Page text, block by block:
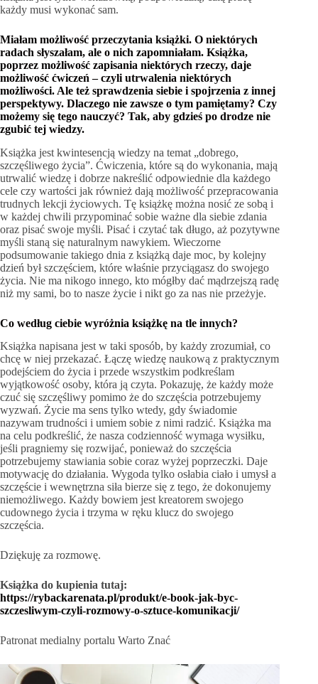
każdy musi wykonać sam.
Miałam możliwość przeczytania książki. O niektórych
radach słyszałam, ale o nich zapomniałam. Książka,
poprzez możliwość zapisania niektórych rzeczy, daje
możliwość ćwiczeń – czyli utrwalenia niektórych
możliwości. Ale też sprawdzenia siebie i spojrzenia z innej
perspektywy. Dlaczego nie zawsze o tym pamiętamy? Czy
możemy się tego nauczyć? Tak, aby gdzieś po drodze nie
zgubić tej wiedzy.
Książka jest kwintesencją wiedzy na temat „dobrego,
szczęśliwego życia”. Ćwiczenia, które są do wykonania, mają
utrwalić wiedzę i dobrze nakreślić odpowiednie dla każdego
cele czy wartości jak również dają możliwość przepracowania
trudnych lekcji życiowych. Tę książkę można nosić ze sobą i
w każdej chwili przypominać sobie ważne dla siebie zdania
oraz pisać swoje myśli. Pisać i czytać tak długo, aż pozytywne
myśli staną się naturalnym nawykiem. Wieczorne
podsumowanie takiego dnia z książką daje moc, by kolejny
dzień był szczęściem, które właśnie przyciągasz do swojego
życia. Nie ma nikogo innego, kto mógłby dać mądrzejszą radę
niż my sami, bo to nasze życie i nikt go za nas nie przeżyje.
Co według ciebie wyróżnia książkę na tle innych?
Książka napisana jest w taki sposób, by każdy zrozumiał, co
chcę w niej przekazać. Łączę wiedzę naukową z praktycznym
podejściem do życia i przede wszystkim podkreślam
wyjątkowość osoby, która ją czyta. Pokazuję, że każdy może
czuć się szczęśliwy pomimo że do szczęścia potrzebujemy
wyzwań. Życie ma sens tylko wtedy, gdy świadomie
nazywam trudności i umiem sobie z nimi radzić. Książka ma
na celu podkreślić, że nasza codzienność wymaga wysiłku,
jeśli pragniemy się rozwijać, ponieważ do szczęścia
potrzebujemy stawiania sobie coraz wyżej poprzeczki. Daje
motywację do działania. Wygoda tylko osłabia ciało i umysł a
szczęście i wewnętrzna siła bierze się z tego, że dokonujemy
niemożliwego. Każdy bowiem jest kreatorem swojego
cudownego życia i trzyma w ręku klucz do swojego
szczęścia.
Dziękuję za rozmowę.
Książka do kupienia tutaj:
https://rybackarenata.pl/produkt/e-book-jak-byc-
szczesliwym-czyli-rozmowy-o-sztuce-komunikacji/
Patronat medialny portalu Warto Znać